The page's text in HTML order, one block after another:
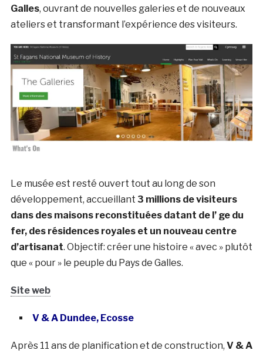
Galles, ouvrant de nouvelles galeries et de nouveaux
ateliers et transformant l’expérience des visiteurs.
Le musée est resté ouvert tout au long de son
développement, accueillant 3 millions de visiteurs
dans des maisons reconstituées datant de l’ ge du
fer, des résidences royales et un nouveau centre
d’artisanat. Objectif: créer une histoire « avec » plutôt
que « pour » le peuple du Pays de Galles.
Site web
V & A Dundee, Ecosse
Après 11 ans de planification et de construction, V & A